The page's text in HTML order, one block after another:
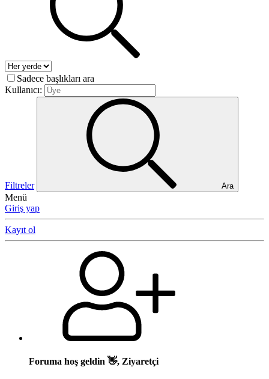
Sadece başlıkları ara
Kullanıcı:
Filtreler Ara
Menü
Giriş yap
Kayıt ol
Foruma hoş geldin 👋, Ziyaretçi